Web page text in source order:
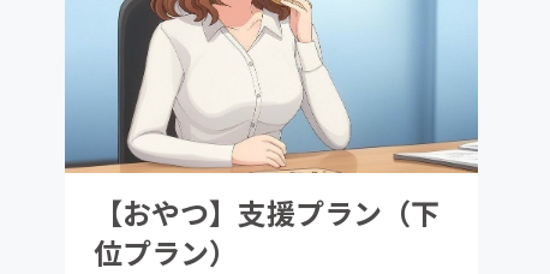
【おやつ】支援プラン（下
位プラン）